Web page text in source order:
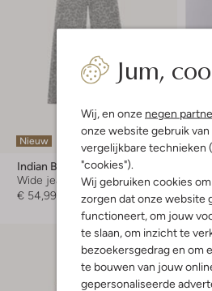
Jum,
Wij, en onze negen
onze website gebruik
vergelijkbare technieken
"cookies").
Wij gebruiken cookies
zorgen dat onze website
functioneert, om jouw
te slaan, om inzicht te
bezoekersgedrag en om
te bouwen van jouw
gepersonaliseerde
Nieuw
Indian Blue Jeans
Wide jeans
€ 54,99
€